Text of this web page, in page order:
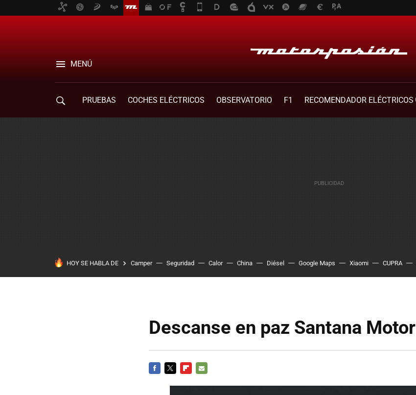
MENÚ
PRUEBAS COCHES ELÉCTRICOS OBSERVATORIO F1
RECOMENDADOR ELÉCTRICOS
HOY SE HABLA DE Camper Seguridad Calor China Diésel Google Maps Xiaomi CUPRA
Descanse en paz Santana Motor